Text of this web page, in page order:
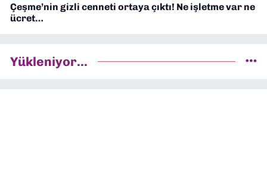
Çeşme’nin gizli cenneti ortaya çıktı! Ne işletme var ne
ücret…
Yükleniyor...